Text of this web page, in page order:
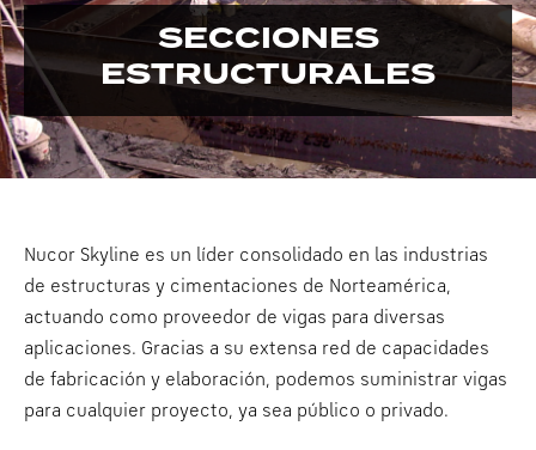
SECCIONES
ESTRUCTURALES
Nucor Skyline es un líder consolidado en las industrias
de estructuras y cimentaciones de Norteamérica,
actuando como proveedor de vigas para diversas
aplicaciones. Gracias a su extensa red de capacidades
de fabricación y elaboración, podemos suministrar vigas
para cualquier proyecto, ya sea público o privado.